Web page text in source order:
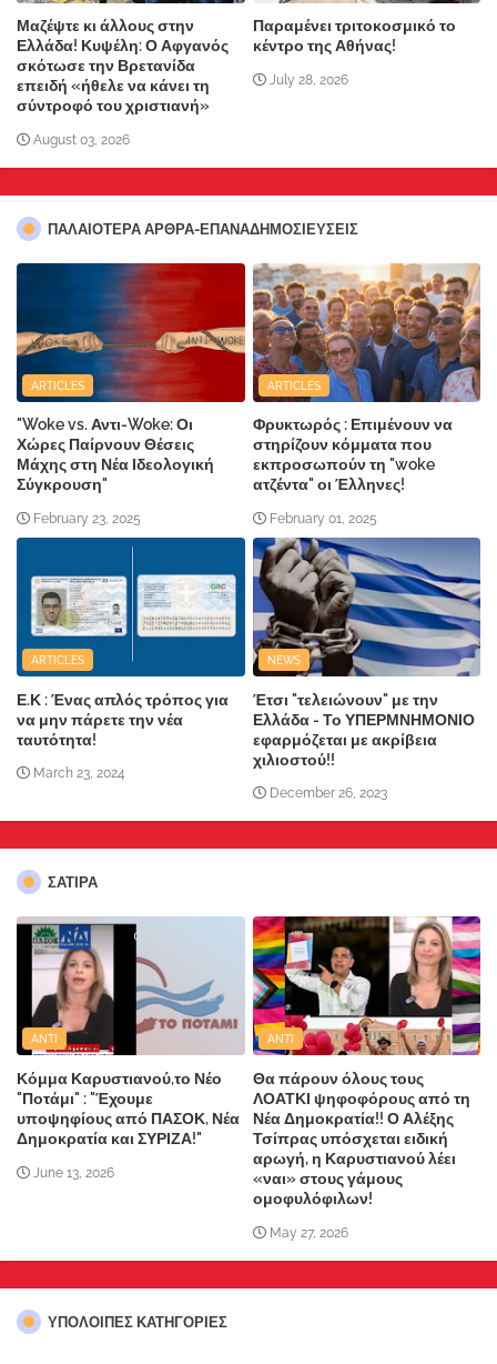
Μαζέψτε κι άλλους στην
Ελλάδα! Κυψέλη: Ο Αφγανός
σκότωσε την Βρετανίδα
επειδή «ήθελε να κάνει τη
σύντροφό του χριστιανή»
August 03, 2026
Παραμένει τριτοκοσμικό το
κέντρο της Αθήνας!
July 28, 2026
ΠΑΛΑΙΟΤΕΡΑ ΑΡΘΡΑ-ΕΠΑΝΑΔΗΜΟΣΙΕΥΣΕΙΣ
ARTICLES
"Woke vs. Αντι-Woke: Οι
Χώρες Παίρνουν Θέσεις
Μάχης στη Νέα Ιδεολογική
Σύγκρουση"
February 23, 2025
ARTICLES
Φρυκτωρός : Επιμένουν να
στηρίζουν κόμματα που
εκπροσωπούν τη "woke
ατζέντα" οι Έλληνες!
February 01, 2025
ARTICLES
Ε.Κ : Ένας απλός τρόπος για
να μην πάρετε την νέα
ταυτότητα!
March 23, 2024
NEWS
Έτσι "τελειώνουν" με την
Ελλάδα - Το ΥΠΕΡΜΝΗΜΟΝΙΟ
εφαρμόζεται με ακρίβεια
χιλιοστού!!
December 26, 2023
ΣΑΤΙΡΑ
ANTI
Κόμμα Καρυστιανού,το Νέο
"Ποτάμι" : "Έχουμε
υποψηφίους από ΠΑΣΟΚ, Νέα
Δημοκρατία και ΣΥΡΙΖΑ!"
June 13, 2026
ANTI
Θα πάρουν όλους τους
ΛΟΑΤΚΙ ψηφοφόρους από τη
Νέα Δημοκρατία!! Ο Αλέξης
Τσίπρας υπόσχεται ειδική
αρωγή, η Καρυστιανού λέει
«ναι» στους γάμους
ομοφυλόφιλων!
May 27, 2026
ΥΠΌΛΟΙΠΕΣ ΚΑΤΗΓΟΡΊΕΣ